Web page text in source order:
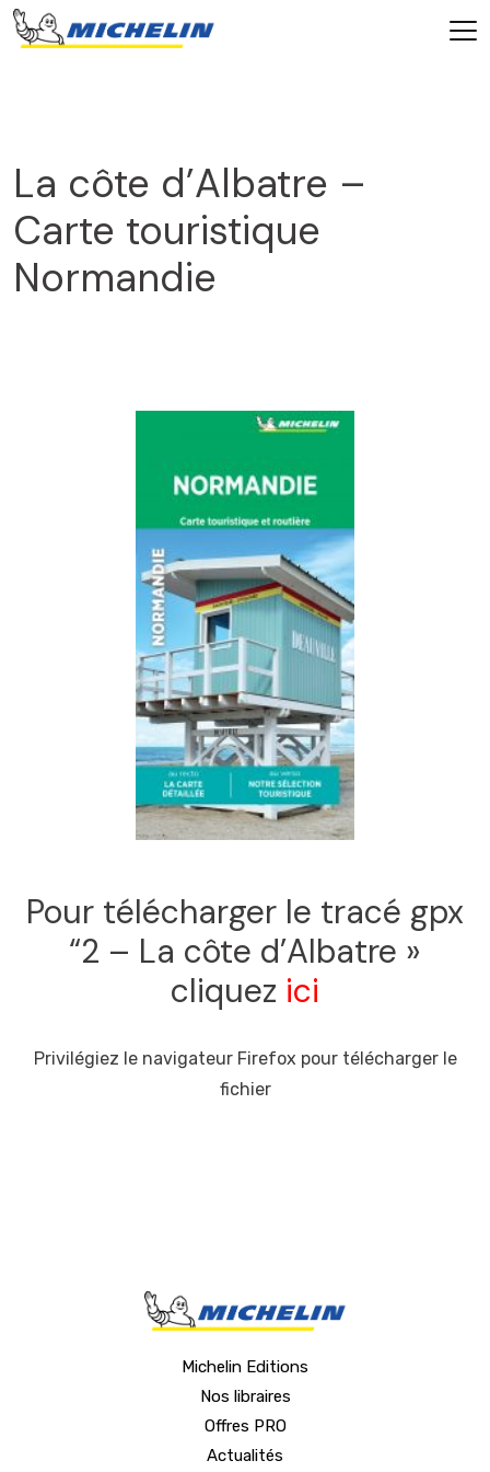
La côte d’Albatre –
Carte touristique
Normandie
Pour télécharger le tracé gpx
“2 – La côte d’Albatre »
cliquez ici
Privilégiez le navigateur Firefox pour télécharger le
fichier
Michelin Editions
Nos libraires
Offres PRO
Actualités